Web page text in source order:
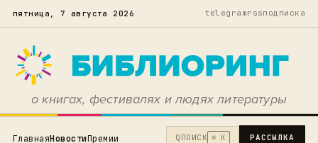
пятница, 7 августа 2026 telegramrssподписка
о книгах, фестивалях и людях литературы
ГлавнаяНовостиПремии Q ПОИСК ⌘ K РАССЫЛКА